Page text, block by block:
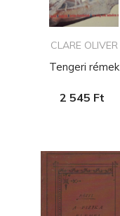
CLARE OLIVER
Tengeri rémek
2 545 Ft